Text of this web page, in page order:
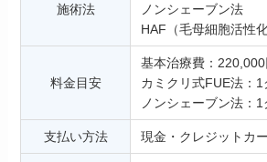
施術法
ノンシェーブン法
HAF（毛母細胞活性
料金目安
基本治療費：220,000
カミクリ式FUE法：
ノンシェーブン法：
支払い方法 現金・クレジットカ